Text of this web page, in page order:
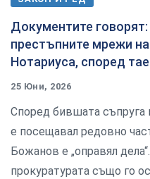
Документите
престъпните мрежи
Нотариуса, според
25 Юни, 2026
Според бившата
е посещавал редовно
Божанов е „оправял
прокуратурата също го